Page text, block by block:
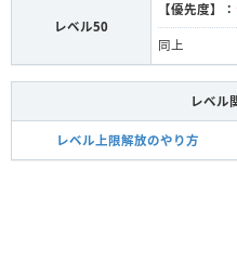
レベル50
【優先度】：
同上
レベル
レベル上限解放のやり方